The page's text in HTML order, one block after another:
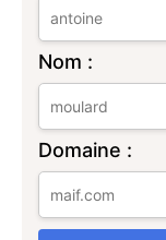
Nom :
Domaine :